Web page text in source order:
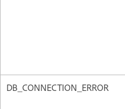
DB_CONNECTION_ERROR